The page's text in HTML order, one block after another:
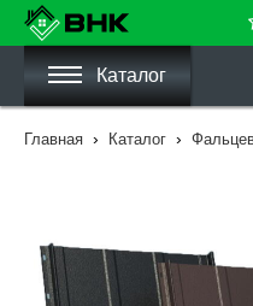
Каталог
Главная › Каталог ›